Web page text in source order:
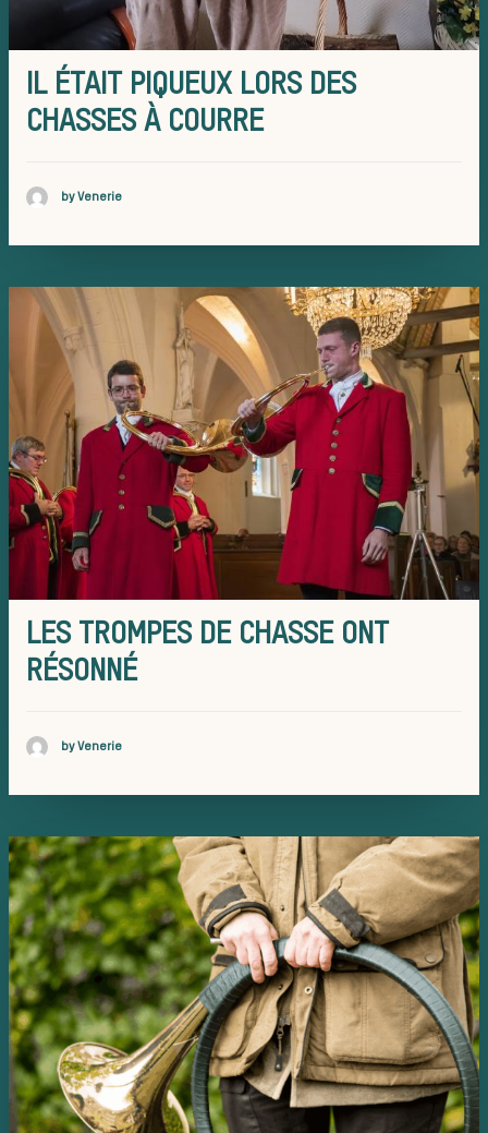
idées
Bien-
animal
Histoire
chasse à
courre
IL ÉTAIT PIQUEUX LORS DES
CHASSES À COURRE
by Venerie
LES TROMPES DE CHASSE ONT
RÉSONNÉ
by Venerie